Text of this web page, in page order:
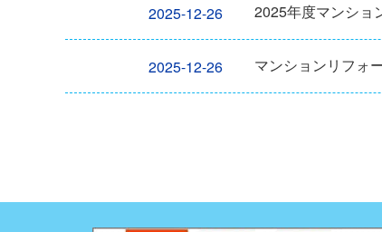
2025-12-26 2025年度マンショ
2025-12-26 マンションリフォ